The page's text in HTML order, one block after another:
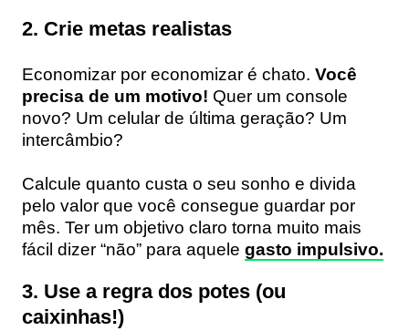
2. Crie metas realistas
Economizar por economizar é chato. Você
precisa de um motivo! Quer um console
novo? Um celular de última geração? Um
intercâmbio?
Calcule quanto custa o seu sonho e divida
pelo valor que você consegue guardar por
mês. Ter um objetivo claro torna muito mais
fácil dizer “não” para aquele gasto impulsivo.
3. Use a regra dos potes (ou
caixinhas!)